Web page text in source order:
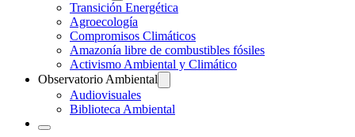
Transición Energética
Agroecología
Compromisos Climáticos
Amazonía libre de combustibles fósiles
Activismo Ambiental y Climático
Observatorio Ambiental
Audiovisuales
Biblioteca Ambiental